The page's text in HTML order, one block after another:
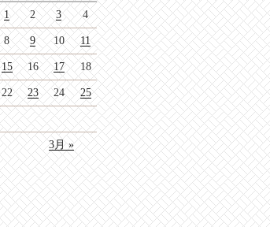
1 2 3 4
8 9 10 11
15 16 17 18
22 23 24 25
3月 »